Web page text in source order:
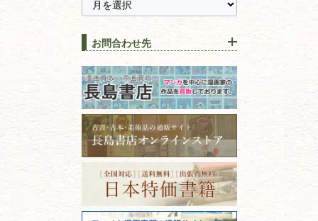
全集・
趣味・教養
書道
拓本・法帖・碑帖
篆刻・印譜
書道具
美術書・アート本・
デザイン本
に古本を売るメリットとは？
上手な売り方のコツを解説
因！適切な管理で長持ちさせ
るコツ
古本は汚れていると買取でき
ない？適切な保管方法とクリ
ーニング！
ISBNコードとは？書籍の識別
番号の意味と役割を解説
価値ある古書を売るポイント
と注意点
静岡県
山梨県
新潟県
長野県
愛知県
石川県
福井県
福島県
富山県
青森県
岩手県
宮城県
秋田県
山形県
岐阜県
三重県
滋賀県
お問合わせ先
古本買取専門店 長島書店
〒101-0051
東京都千代田区神田神保町2-5-1
フリーダイヤル：0120-414-548
電話：03-3512-8115
FAX：03-3512-8116
古物商許可：東京都公安委員会 第